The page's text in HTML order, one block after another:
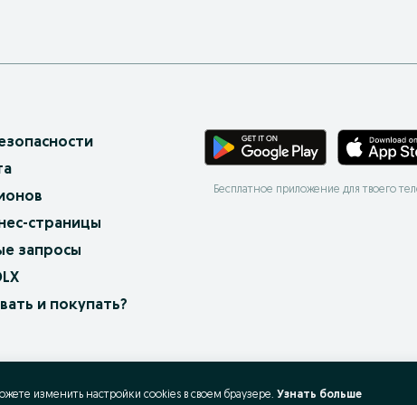
страницы
запросы
и покупать?
Бесплатное приложение для твоего
изменить настройки cookies в своeм браузере. Узнать больше